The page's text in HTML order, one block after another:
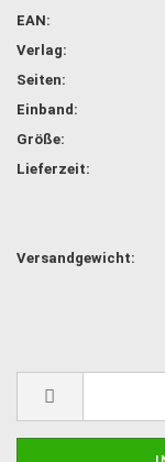
EAN:
Verlag:
Seiten:
Einband:
Größe:
Lieferzeit:
Versandgewicht: